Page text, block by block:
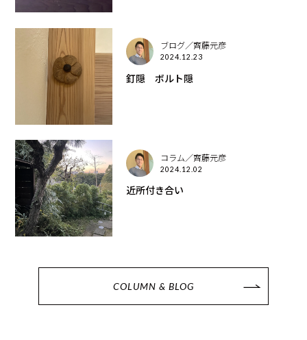
ブログ／齊藤元彦
2024.12.23
釘隠 ボルト隠
コラム／齊藤元彦
2024.12.02
近所付き合い
COLUMN & BLOG